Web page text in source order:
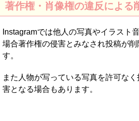
著作権・肖像権の違反による
Instagramでは他人の写真やイラスト
場合著作権の侵害とみなされ投稿が削
す。
また人物が写っている写真を許可な
害となる場合もあります。